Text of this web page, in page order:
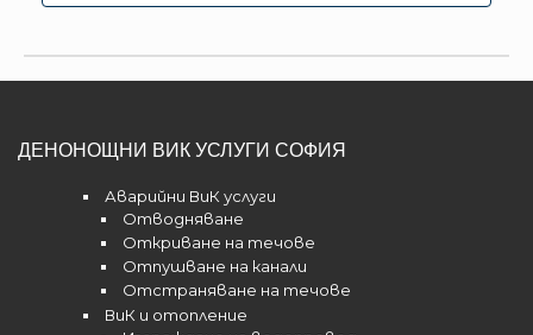
ДЕНОНОЩНИ ВИК УСЛУГИ СОФИЯ
Аварийни ВиК услуги
Отводняване
Откриване на течове
Отпушване на канали
Отстраняване на течове
ВиК и отопление